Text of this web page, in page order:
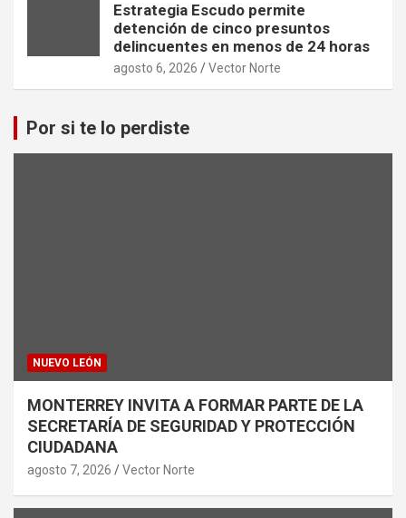
Estrategia Escudo permite
detención de cinco presuntos
delincuentes en menos de 24 horas
agosto 6, 2026 Vector Norte
Por si te lo perdiste
NUEVO LEÓN
MONTERREY INVITA A FORMAR PARTE DE LA
SECRETARÍA DE SEGURIDAD Y PROTECCIÓN
CIUDADANA
agosto 7, 2026 Vector Norte